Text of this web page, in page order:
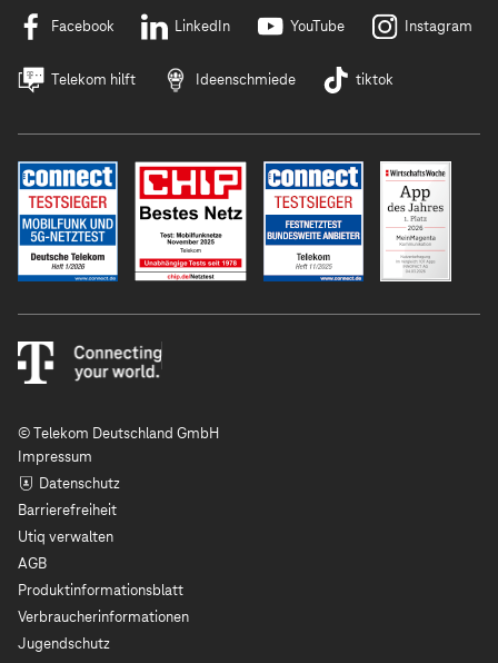
Facebook LinkedIn YouTube Instagram
Telekom hilft Ideenschmiede tiktok
© Telekom Deutschland GmbH
Impressum
Datenschutz
Barrierefreiheit
Utiq verwalten
AGB
Produktinformationsblatt
Verbraucherinformationen
Jugendschutz